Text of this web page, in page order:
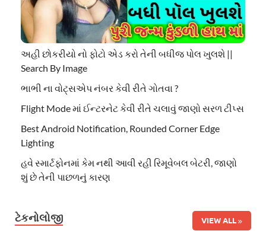
અહી છોકરીયો નો ફોટો એડ કરો તેની બધીજ પોલ ખુલશે ||
Search By Image
ભાભી ના વોટ્સએપ નંબર કેવી રીતે ગોતવા ?
Flight Mode માં ઈન્ટરનેટ કેવી રીતે ચલાવું જાણો સરળ ટીપ્સ
Best Android Notification, Rounded Corner Edge
Lighting
હવે સ્માર્ટફોનમાં કેમ નથી આવી રહી રિમૂવેબલ બેટરી, જાણો
શું છે તેની પાછળનું કારણ
ટેકનોલોજી VIEW ALL